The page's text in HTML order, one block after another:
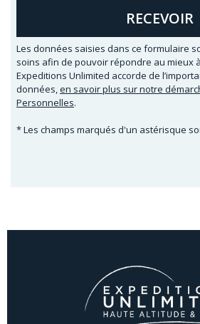
RECEVOIR
Les données saisies dans ce formulaire
soins afin de pouvoir répondre au mieux
Expeditions Unlimited accorde de
données,en savoir plus sur notre
Personnelles.
* Les champs marqués d'un astérisque